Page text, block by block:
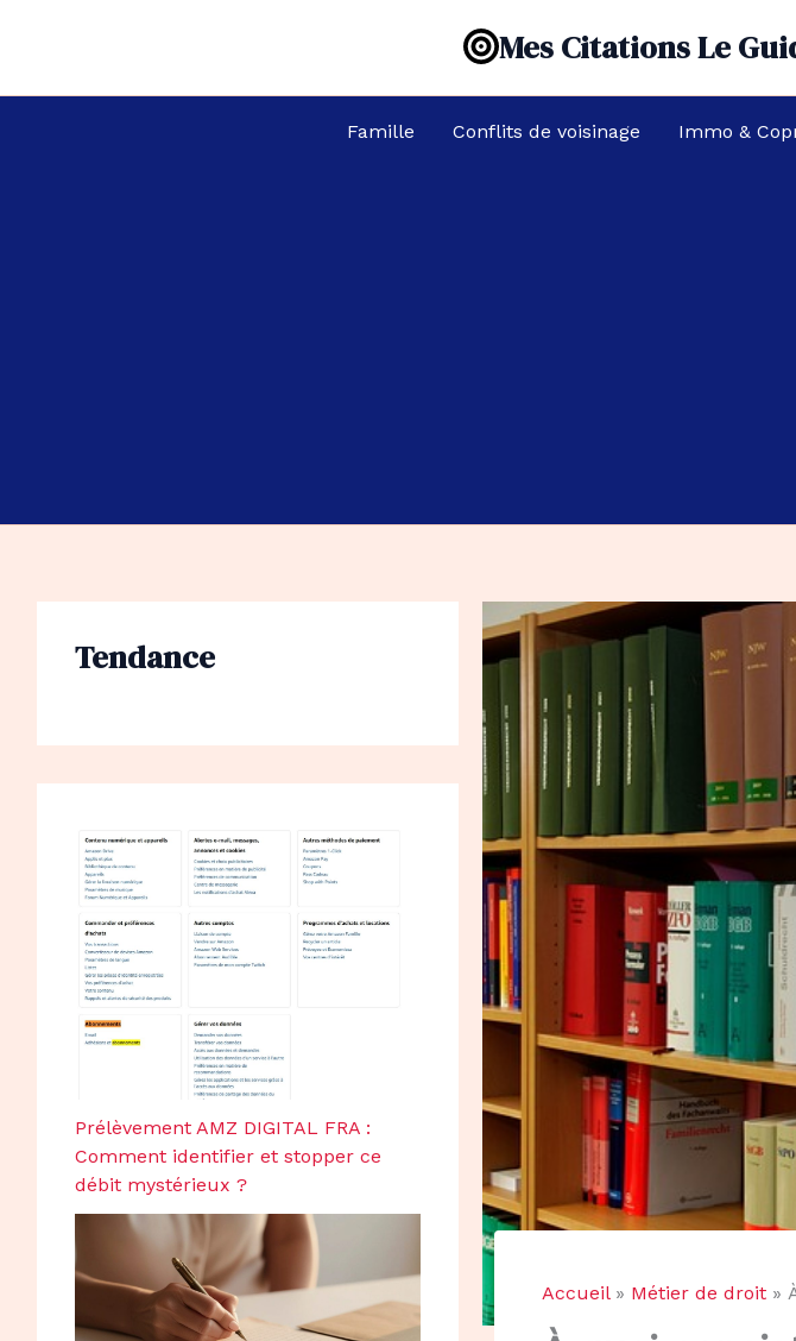
Mes Citations Le
Famille Conflits de voisinage Immo &
Tendance
Prélèvement AMZ DIGITAL FRA :
Comment identifier et stopper ce
débit mystérieux ?
Accueil Métier de droit